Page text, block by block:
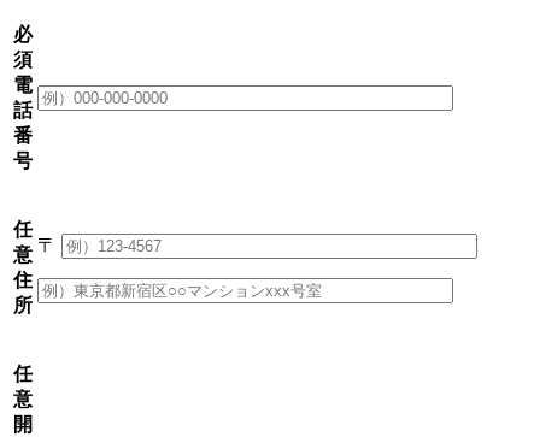
必
須
電
話
番
号
任
意
住
所
〒
任
意
開